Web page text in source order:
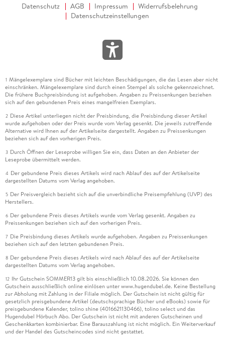
Datenschutz AGB Impressum
Widerrufsbelehrung
Datenschutzeinstellungen
1 Mängelexemplare sind Bücher mit leichten Beschädigungen, die das Lesen aber nicht
einschränken. Mängelexemplare sind durch einen Stempel als solche gekennzeichnet.
Die frühere Buchpreisbindung ist aufgehoben. Angaben zu Preissenkungen beziehen
sich auf den gebundenen Preis eines mangelfreien Exemplars.
2 Diese Artikel unterliegen nicht der Preisbindung, die Preisbindung dieser Artikel
wurde aufgehoben oder der Preis wurde vom Verlag gesenkt. Die jeweils zutreffende
Alternative wird Ihnen auf der Artikelseite dargestellt. Angaben zu Preissenkungen
beziehen sich auf den vorherigen Preis.
3 Durch Öffnen der Leseprobe willigen Sie ein, dass Daten an den Anbieter der
Leseprobe übermittelt werden.
4 Der gebundene Preis dieses Artikels wird nach Ablauf des auf der Artikelseite
dargestellten Datums vom Verlag angehoben.
5 Der Preisvergleich bezieht sich auf die unverbindliche Preisempfehlung (UVP) des
Herstellers.
6 Der gebundene Preis dieses Artikels wurde vom Verlag gesenkt. Angaben zu
Preissenkungen beziehen sich auf den vorherigen Preis.
7 Die Preisbindung dieses Artikels wurde aufgehoben. Angaben zu Preissenkungen
beziehen sich auf den letzten gebundenen Preis.
8 Der gebundene Preis dieses Artikels wird nach Ablauf des auf der Artikelseite
dargestellten Datums vom Verlag angehoben.
12 Ihr Gutschein SOMMER13 gilt bis einschließlich 10.08.2026. Sie können den
Gutschein ausschließlich online einlösen unter www.hugendubel.de. Keine Bestellung
zur Abholung mit Zahlung in der Filiale möglich. Der Gutschein ist nicht gültig für
gesetzlich preisgebundene Artikel (deutschsprachige Bücher und eBooks) sowie für
preisgebundene Kalender, tolino shine (4016621130466), tolino select und das
Hugendubel Hörbuch Abo. Der Gutschein ist nicht mit anderen Gutscheinen und
Geschenkkarten kombinierbar. Eine Barauszahlung ist nicht möglich. Ein Weiterverkauf
und der Handel des Gutscheincodes sind nicht gestattet.